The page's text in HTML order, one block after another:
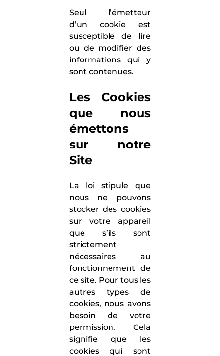
Seul l’émetteur
d’un cookie est
susceptible de lire
ou de modifier des
informations qui y
sont contenues.
Les Cookies
que nous
émettons
sur notre
Site
La loi stipule que
nous ne pouvons
stocker des cookies
sur votre appareil
que s’ils sont
strictement
nécessaires au
fonctionnement de
ce site. Pour tous les
autres types de
cookies, nous avons
besoin de votre
permission. Cela
signifie que les
cookies qui sont